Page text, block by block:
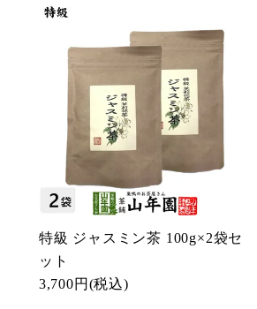
特級 ジャスミン茶 100g×2袋セ
ット
3,700円 (税込)